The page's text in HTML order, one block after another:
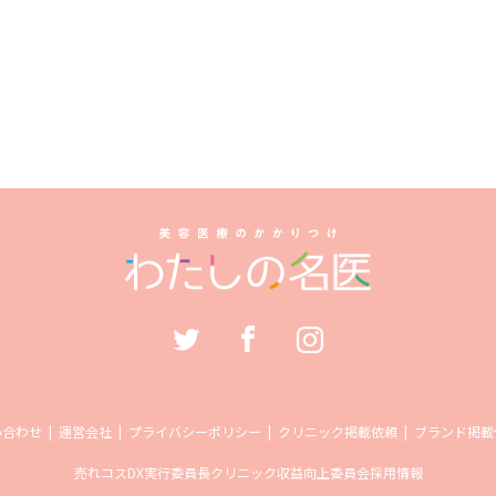
わせ 運営会社 プライバシーポリシー クリニック掲載依頼 ブランド掲
売れコスDX実行委員長クリニック収益向上委員会採用情報